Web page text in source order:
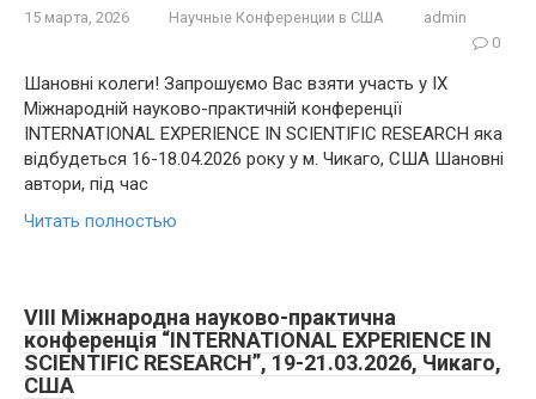
15 марта, 2026 Научные Конференции в США
admin
0
Шановні колеги! Запрошуємо Вас взяти участь у IX
Міжнародній науково-практичній конференції
INTERNATIONAL EXPERIENCE IN SCIENTIFIC RESEARCH яка
відбудеться 16-18.04.2026 року у м. Чикаго, США Шановні
автори, під час
Читать полностью
VIII Міжнародна науково-практична
конференція “INTERNATIONAL EXPERIENCE IN
SCIENTIFIC RESEARCH”, 19-21.03.2026, Чикаго,
США